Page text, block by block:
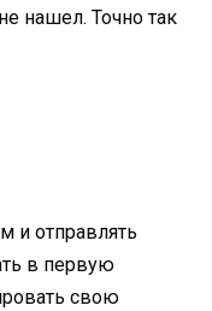
нашел. Точно так
и отправлять
в первую
свою